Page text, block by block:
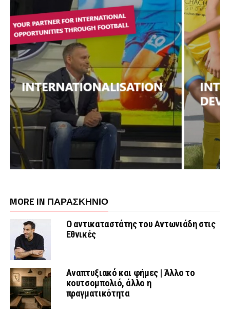
MORE IN ΠΑΡΑΣΚΉΝΙΟ
Ο αντικαταστάτης του Αντωνιάδη στις
Εθνικές
Αναπτυξιακό και φήμες | Άλλο το
κουτσομπολιό, άλλο η
πραγματικότητα